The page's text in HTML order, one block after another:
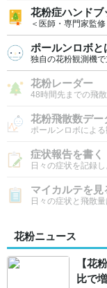
花粉症ハンドブ
＜医師・専門家監
ポールンロボと
独自の花粉観測機で
花粉レーダー
48時間先までの飛
花粉飛散数デー
ポールンロボによ
症状報告を書く
日々の症状を記録し
マイカルテを見
日々の症状と飛散
花粉ニュース
【花
比で